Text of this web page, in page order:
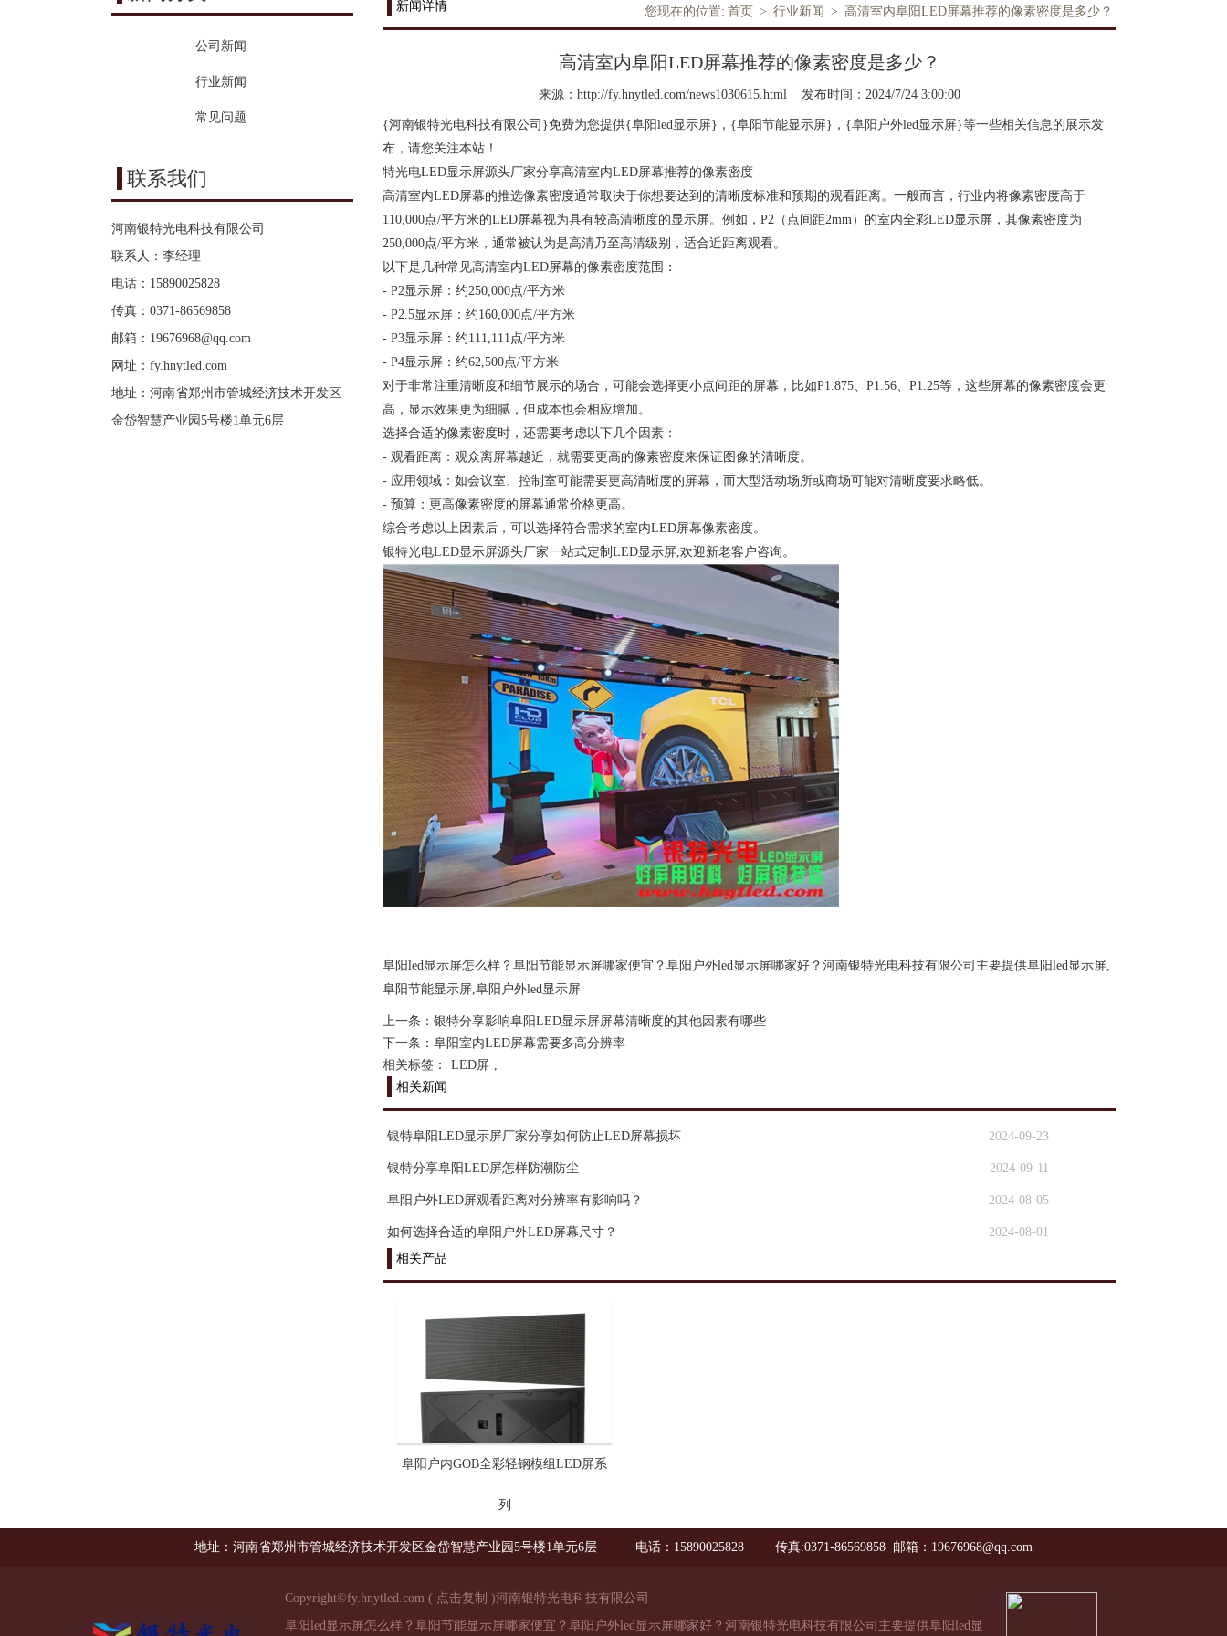
公司新闻
行业新闻
常见问题
联系我们
河南银特光电科技有限公司
联系人：李经理
电话：15890025828
传真：0371-86569858
邮箱： 19676968@qq.com
网址： fy.hnytled.com
地址：河南省郑州市管城经济技术开发区
金岱智慧产业园5号楼1单元6层
新闻详情 您现在的位置: 首页 > 行业新闻 > 高清室内阜阳LED屏幕推荐的像素密度是多少？
高清室内阜阳LED屏幕推荐的像素密度是多少？
来源：http://fy.hnytled.com/news1030615.html 发布时间：2024/7/24 3:00:00
{河南银特光电科技有限公司}免费为您提供{阜阳led显示屏} ，{阜阳节能显示屏}，{阜阳户外led显示屏}等一些相关信息的展示发
布，请您关注本站！
特光电LED显示屏源头厂家分享高清室内LED屏幕推荐的像素密度
高清室内LED屏幕的推选像素密度通常取决于你想要达到的清晰度标准和预期的观看距离。一般而言，行业内将像素密度高于
110,000点/平方米的LED屏幕视为具有较高清晰度的显示屏。例如，P2（点间距2mm）的室内全彩LED显示屏，其像素密度为
250,000点/平方米，通常被认为是高清乃至高清级别，适合近距离观看。
以下是几种常见高清室内LED屏幕的像素密度范围：
- P2显示屏：约250,000点/平方米
- P2.5显示屏：约160,000点/平方米
- P3显示屏：约111,111点/平方米
- P4显示屏：约62,500点/平方米
对于非常注重清晰度和细节展示的场合，可能会选择更小点间距的屏幕，比如P1.875、P1.56、P1.25等，这些屏幕的像素密度会更
高，显示效果更为细腻，但成本也会相应增加。
选择合适的像素密度时，还需要考虑以下几个因素：
- 观看距离：观众离屏幕越近，就需要更高的像素密度来保证图像的清晰度。
- 应用领域：如会议室、控制室可能需要更高清晰度的屏幕，而大型活动场所或商场可能对清晰度要求略低。
- 预算：更高像素密度的屏幕通常价格更高。
综合考虑以上因素后，可以选择符合需求的室内LED屏幕像素密度。
银特光电LED显示屏源头厂家一站式定制LED显示屏,欢迎新老客户咨询。
阜阳led显示屏怎么样？阜阳节能显示屏哪家便宜？阜阳户外led显示屏哪家好？河南银特光电科技有限公司主要提供阜阳led显示屏,
阜阳节能显示屏,阜阳户外led显示屏
上一条： 银特分享影响阜阳LED显示屏屏幕清晰度的其他因素有哪些
下一条： 阜阳室内LED屏幕需要多高分辨率
相关标签：
LED屏 ,
相关新闻
银特阜阳LED显示屏厂家分享如何防止LED屏幕损坏 2024-09-23
银特分享阜阳LED屏怎样防潮防尘 2024-09-11
阜阳户外LED屏观看距离对分辨率有影响吗？ 2024-08-05
如何选择合适的阜阳户外LED屏幕尺寸？
2024-08-01
相关产品
阜阳户内GOB全彩轻钢模组LED屏系
列
地址：河南省郑州市管城经济技术开发区金岱智慧产业园5号楼1单元6层 电话：15890025828 传真:0371-86569858 邮箱：19676968@qq.com
Copyright©fy.hnytled.com ( 点击复制 )河南银特光电科技有限公司
阜阳led显示屏怎么样？阜阳节能显示屏哪家便宜？阜阳户外led显示屏哪家好？河南银特光电科技有限公司主要提供阜阳led显